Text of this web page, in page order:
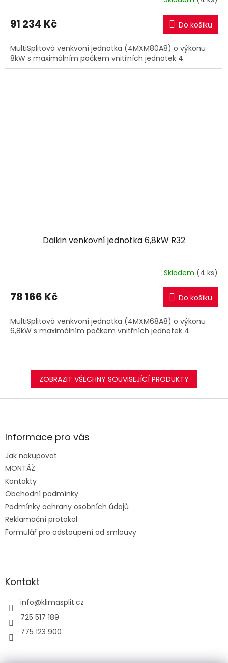
91 234 Kč Do košíku
MultiSplitová venkvoní jednotka (4MXM80A8) o výkonu
8kW s maximálním počkem vnitřních jednotek 4.
Daikin venkovní jednotka 6,8kW R32
Skladem (4 ks)
78 166 Kč Do košíku
MultiSplitová venkvoní jednotka (4MXM68A8) o výkonu
6,8kW s maximálním počkem vnitřních jednotek 4.
ZOBRAZIT VŠECHNY SOUVISEJÍCÍ PRODUKTY
Z
aInformace pro vás
Jak nakupovat
MONTÁŽ
Kontakty
Obchodní podmínky
Podmínky ochrany osobních údajů
Reklamační protokol
Formulář pro odstoupení od smlouvy
Kontakt
info@klimasplit.cz
725 517 189
775 123 900